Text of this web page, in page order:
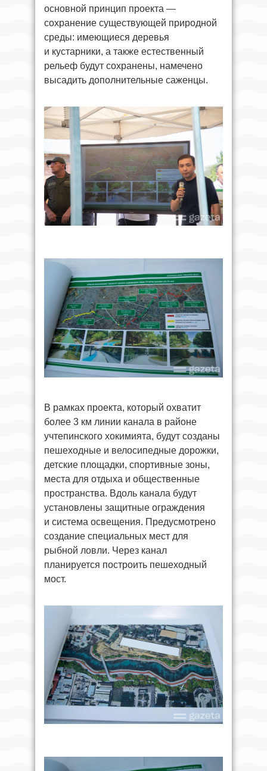
основной принцип проекта —
сохранение существующей природной
среды: имеющиеся деревья
и кустарники, а также естественный
рельеф будут сохранены, намечено
высадить дополнительные саженцы.
В рамках проекта, который охватит
более 3 км линии канала в районе
учтепинского хокимията, будут созданы
пешеходные и велосипедные дорожки,
детские площадки, спортивные зоны,
места для отдыха и общественные
пространства. Вдоль канала будут
установлены защитные ограждения
и система освещения. Предусмотрено
создание специальных мест для
рыбной ловли. Через канал
планируется построить пешеходный
мост.